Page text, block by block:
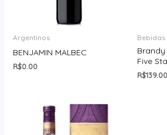
Argentinos
BENJAMIN MALBEC
R$0.00
Bebidas
Five
R$139.00